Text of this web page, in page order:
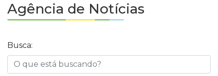
Agência de Notícias
Busca: